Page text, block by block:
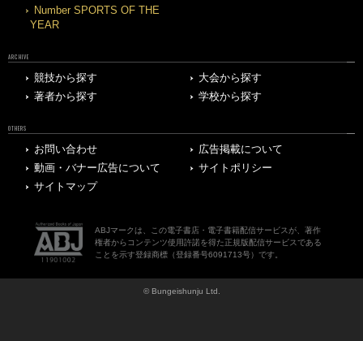
Number SPORTS OF THE
YEAR
ARCHIVE
競技から探す
大会から探す
著者から探す
学校から探す
OTHERS
お問い合わせ
広告掲載について
動画・バナー広告について
サイトポリシー
サイトマップ
ABJマークは、この電子書店・電子書籍配信サービスが、著作
権者からコンテンツ使用許諾を得た正規版配信サービスである
ことを示す登録商標（登録番号6091713号）です。
© Bungeishunju Ltd.